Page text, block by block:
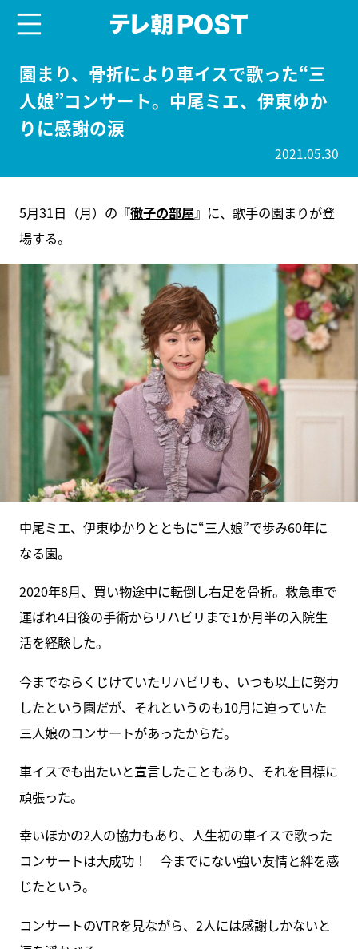
園まり、骨折により車イスで歌った“三
人娘”コンサート。中尾ミエ、伊東ゆか
りに感謝の涙
2021.05.30
5月31日（月）の『徹子の部屋』に、歌手の園まりが登
場する。
中尾ミエ、伊東ゆかりとともに“三人娘”で歩み60年に
なる園。
2020年8月、買い物途中に転倒し右足を骨折。救急車で
運ばれ4日後の手術からリハビリまで1か月半の入院生
活を経験した。
今までならくじけていたリハビリも、いつも以上に努力
したという園だが、それというのも10月に迫っていた
三人娘のコンサートがあったからだ。
車イスでも出たいと宣言したこともあり、それを目標に
頑張った。
幸いほかの2人の協力もあり、人生初の車イスで歌った
コンサートは大成功！ 今までにない強い友情と絆を感
じたという。
コンサートのVTRを見ながら、2人には感謝しかないと